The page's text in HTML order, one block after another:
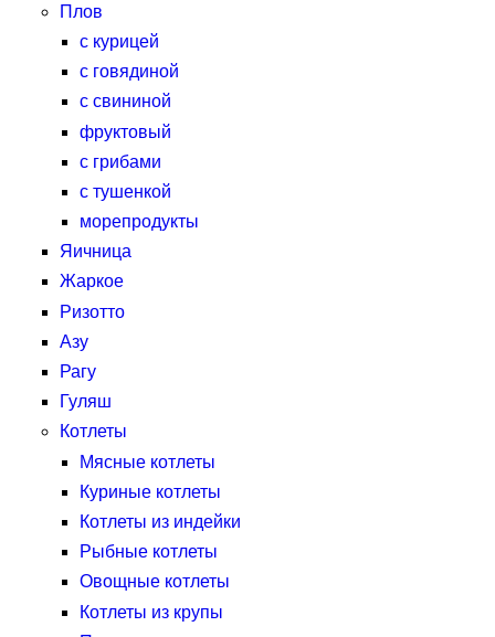
Плов
с курицей
с говядиной
с свининой
фруктовый
с грибами
с тушенкой
морепродукты
Яичница
Жаркое
Ризотто
Азу
Рагу
Гуляш
Котлеты
Мясные котлеты
Куриные котлеты
Котлеты из индейки
Рыбные котлеты
Овощные котлеты
Котлеты из крупы